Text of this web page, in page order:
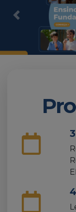
Previous